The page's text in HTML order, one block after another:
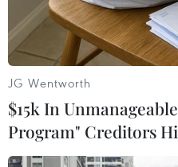
trở về.
JG Wentworth
$15k In
Program" Creditors